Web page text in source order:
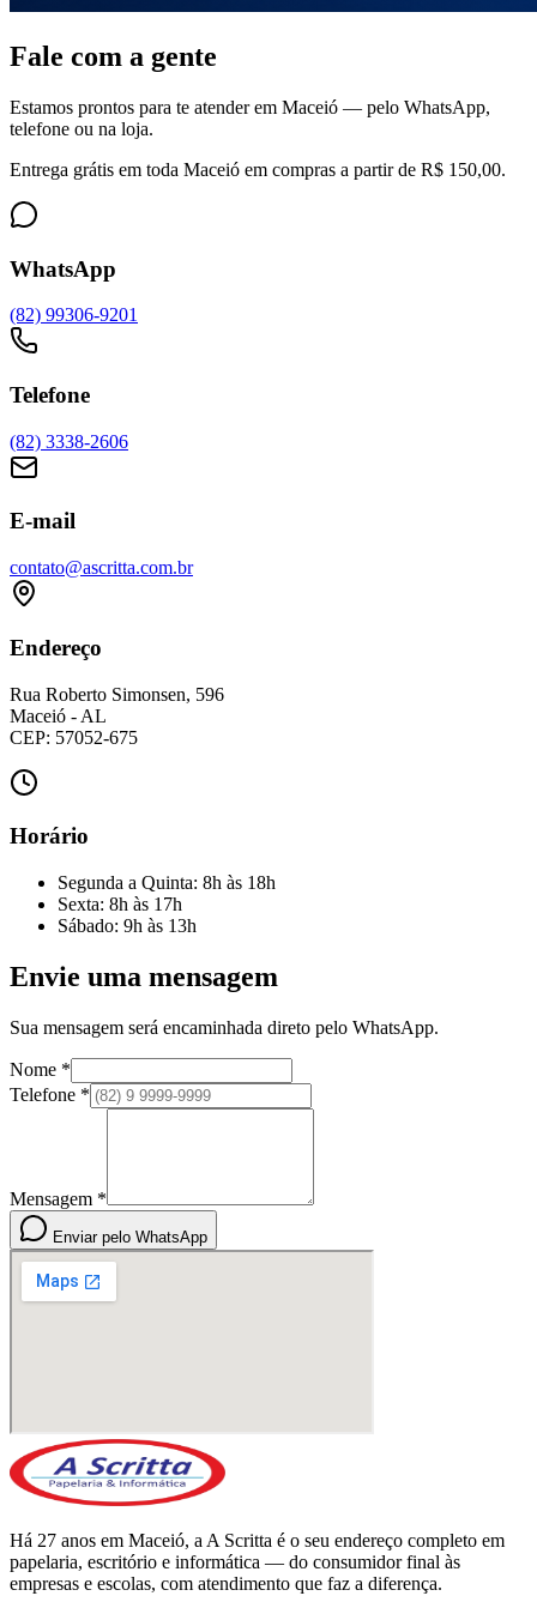
Fale com a gente
Estamos prontos para te atender em Maceió — pelo WhatsApp,
telefone ou na loja.
Entrega grátis em toda Maceió em compras a partir de R$ 150,00.
WhatsApp
(82) 99306-9201
Telefone
(82) 3338-2606
E-mail
contato@ascritta.com.br
Endereço
Rua Roberto Simonsen, 596
Maceió - AL
CEP: 57052-675
Horário
Segunda a Quinta: 8h às 18h
Sexta: 8h às 17h
Sábado: 9h às 13h
Envie uma mensagem
Sua mensagem será encaminhada direto pelo WhatsApp.
Nome *
Telefone *
Mensagem *
Enviar pelo WhatsApp
Há 27 anos em Maceió, a A Scritta é o seu endereço completo em
papelaria, escritório e informática — do consumidor final às
empresas e escolas, com atendimento que faz a diferença.